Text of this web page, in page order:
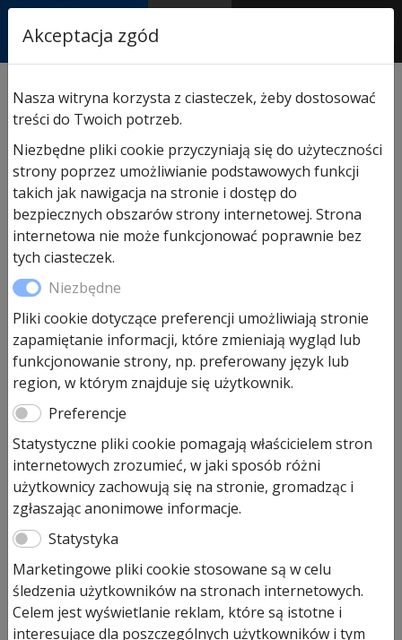
AUTORYZOWANY
PARTNER & SERWIS
przemysłowych/ Rolka zmiany kierunku do ręcznego
łańcucha awaryjnego
Rolka zmiany kierunku do
ręcznego łańcucha awaryjnego
145,00zł
Pozostało tylko: 2 (może być zamówiony)
ilość
Rolka
zmiany
kierunku
do
ręcznego
Rolka zmiany kierunku do ręcznego łańcucha
awaryjnego art. 637022
okres produkcji od 01-10-2003-
Akceptacja zgód
Nasza witryna korzysta z ciasteczek, żeby dostosować
treści do Twoich potrzeb.
Niezbędne pliki cookie przyczyniają się do użyteczności
strony poprzez umożliwianie podstawowych funkcji
takich jak nawigacja na stronie i dostęp do
bezpiecznych obszarów strony internetowej. Strona
internetowa nie może funkcjonować poprawnie bez
tych ciasteczek.
Niezbędne
Pliki cookie dotyczące preferencji umożliwiają stronie
zapamiętanie informacji, które zmieniają wygląd lub
funkcjonowanie strony, np. preferowany język lub
region, w którym znajduje się użytkownik.
Preferencje
Statystyczne pliki cookie pomagają właścicielem stron
internetowych zrozumieć, w jaki sposób różni
użytkownicy zachowują się na stronie, gromadząc i
zgłaszając anonimowe informacje.
Statystyka
Marketingowe pliki cookie stosowane są w celu
śledzenia użytkowników na stronach internetowych.
Celem jest wyświetlanie reklam, które są istotne i
interesujące dla poszczególnych użytkowników i tym